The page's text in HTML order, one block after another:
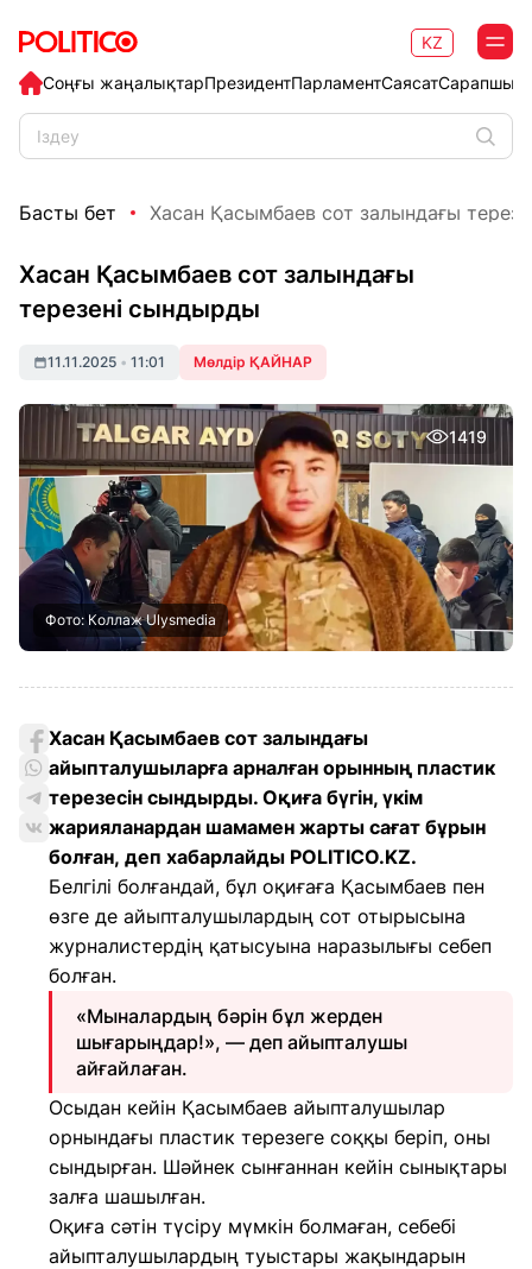
Соңғы жаңалықтарПрезидентПарламентСаясат
KZ
Басты бет Хасан Қасымбаев сот залындағы
Хасан Қасымбаев сот залындағы
терезені сындырды
11.11.2025 • 11:01 Мөлдір ҚАЙНАР
1419
Фото: Коллаж Ulysmedia
Хасан Қасымбаев сот залындағы
айыпталушыларға арналған орынның пластик
терезесін сындырды. Оқиға бүгін, үкім
жарияланардан шамамен жарты сағат бұрын
болған, деп хабарлайды POLITICO.KZ.
Белгілі болғандай, бұл оқиғаға Қасымбаев пен
өзге де айыпталушылардың сот отырысына
журналистердің қатысуына наразылығы себеп
болған.
«Мыналардың бәрін бұл жерден
шығарыңдар!», — деп айыпталушы
айғайлаған.
Осыдан кейін Қасымбаев айыпталушылар
орнындағы пластик терезеге соққы беріп, оны
сындырған. Шәйнек сынғаннан кейін сынықтары
залға шашылған.
Оқиға сәтін түсіру мүмкін болмаған, себебі
айыпталушылардың туыстары жақындарын